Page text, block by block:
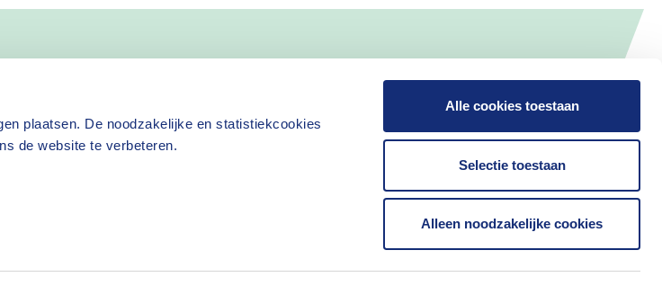
plaatsen. De noodzakelijke en statistiekcookies
de website te verbeteren.
Alle cookies toestaan
Selectie toestaan
Alleen noodzakelijke cookies
aanvragen